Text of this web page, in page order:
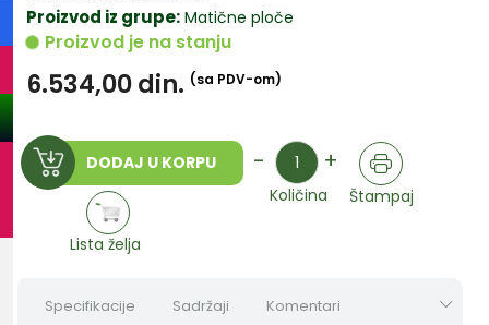
Proizvod iz grupe: Matične ploče
Proizvod je na stanju
6.534,00din. (sa PDV-om)
DODAJ U KORPU - Količina +
Količina Štampaj
Lista želja
Specifikacije Sadržaji Komentari